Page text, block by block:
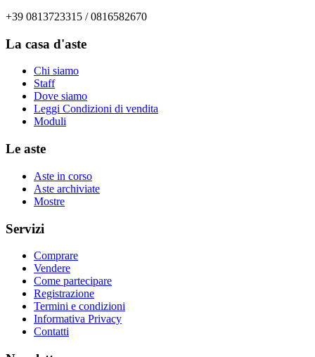
+39 0813723315 / 0816582670
La casa d'aste
Chi siamo
Staff
Dove siamo
Leggi Condizioni di vendita
Moduli
Le aste
Aste in corso
Aste archiviate
Mostre
Servizi
Comprare
Vendere
Come partecipare
Registrazione
Termini e condizioni
Informativa Privacy
Contatti